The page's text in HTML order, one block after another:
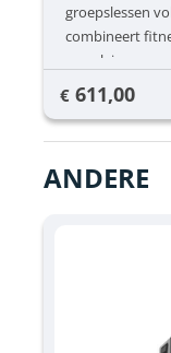
groepslessen
combineert
populaire en
abonnement
in hun
club. Inclusief
€ 611,00
ANDERE